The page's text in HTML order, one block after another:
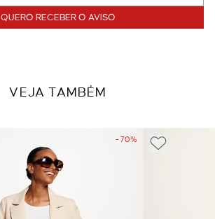
QUERO RECEBER O AVISO
VEJA TAMBÉM
- 70%